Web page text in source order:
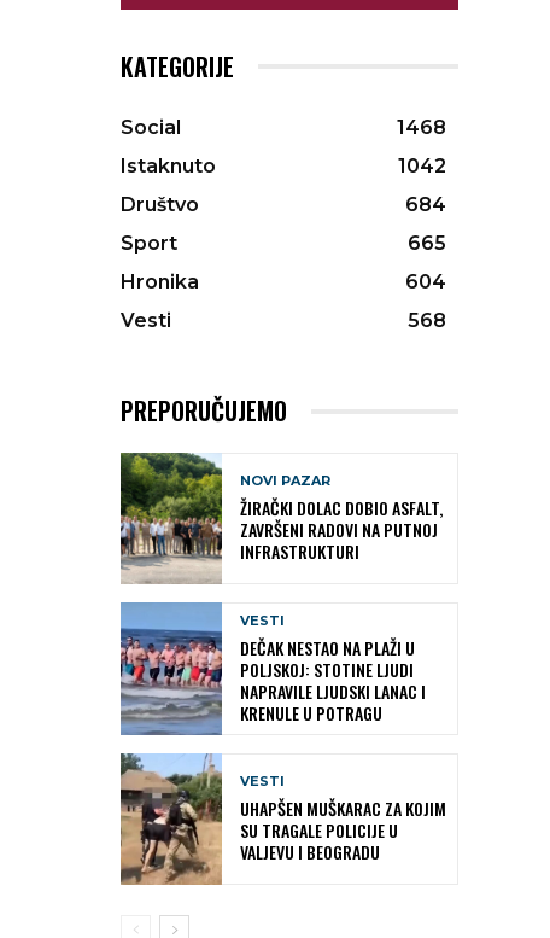
KATEGORIJE
Social
1468
Istaknuto
1042
Društvo
684
Sport
665
Hronika
604
Vesti
568
PREPORUČUJEMO
NOVI PAZAR
ŽIRAČKI DOLAC DOBIO ASFALT,
ZAVRŠENI RADOVI NA PUTNOJ
INFRASTRUKTURI
VESTI
DEČAK NESTAO NA PLAŽI U
POLJSKOJ: STOTINE LJUDI
NAPRAVILE LJUDSKI LANAC I
KRENULE U POTRAGU
VESTI
UHAPŠEN MUŠKARAC ZA KOJIM
SU TRAGALE POLICIJE U
VALJEVU I BEOGRADU